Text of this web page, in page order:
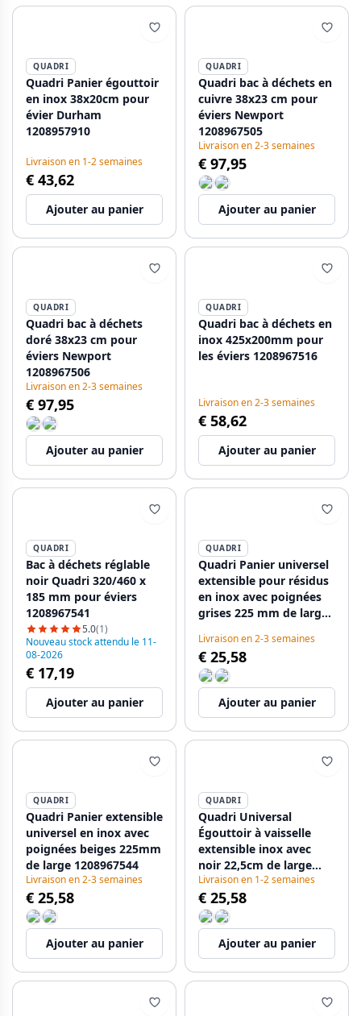
QUADRI
Quadri Panier égouttoir
en inox 38x20cm pour
évier Durham
1208957910
Livraison en 1-2 semaines
€ 43,62
Ajouter au panier
QUADRI
Quadri bac à déchets en
cuivre 38x23 cm pour
éviers Newport
1208967505
Livraison en 2-3 semaines
€ 97,95
Ajouter au panier
QUADRI
Quadri bac à déchets
doré 38x23 cm pour
éviers Newport
1208967506
Livraison en 2-3 semaines
€ 97,95
Ajouter au panier
QUADRI
Quadri bac à déchets en
inox 425x200mm pour
les éviers 1208967516
Livraison en 2-3 semaines
€ 58,62
Ajouter au panier
QUADRI
Bac à déchets réglable
noir Quadri 320/460 x
185 mm pour éviers
1208967541
5.0(1)
Nouveau stock attendu le 11-
08-2026
€ 17,19
Ajouter au panier
QUADRI
Quadri Panier universel
extensible pour résidus
en inox avec poignées
grises 225 mm de large
Livraison en 2-3 semaines
€ 25,58
Ajouter au panier
QUADRI
Quadri Panier extensible
universel en inox avec
poignées beiges 225mm
de large 1208967544
Livraison en 2-3 semaines
€ 25,58
Ajouter au panier
QUADRI
Quadri Universal
Égouttoir à vaisselle
extensible inox avec
noir 22,5cm de large
1208956037
Livraison en 1-2 semaines
€ 25,58
Ajouter au panier